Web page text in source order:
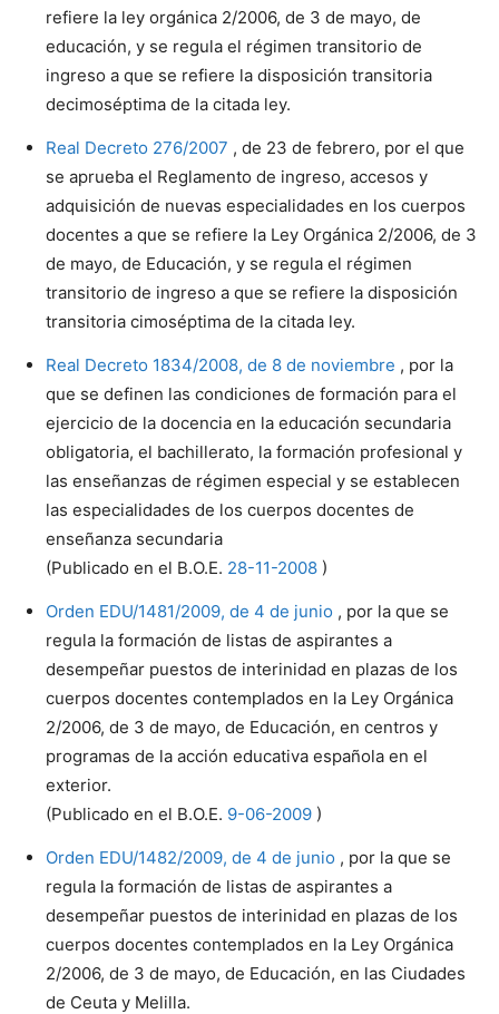
refiere la ley orgánica 2/2006, de 3 de mayo, de
educación, y se regula el régimen transitorio de
ingreso a que se refiere la disposición transitoria
decimoséptima de la citada ley.
Real Decreto 276/2007 , de 23 de febrero, por el que
se aprueba el Reglamento de ingreso, accesos y
adquisición de nuevas especialidades en los cuerpos
docentes a que se refiere la Ley Orgánica 2/2006, de 3
de mayo, de Educación, y se regula el régimen
transitorio de ingreso a que se refiere la disposición
transitoria cimoséptima de la citada ley.
Real Decreto 1834/2008, de 8 de noviembre , por la
que se definen las condiciones de formación para el
ejercicio de la docencia en la educación secundaria
obligatoria, el bachillerato, la formación profesional y
las enseñanzas de régimen especial y se establecen
las especialidades de los cuerpos docentes de
enseñanza secundaria
(Publicado en el B.O.E. 28-11-2008 )
Orden EDU/1481/2009, de 4 de junio , por la que se
regula la formación de listas de aspirantes a
desempeñar puestos de interinidad en plazas de los
cuerpos docentes contemplados en la Ley Orgánica
2/2006, de 3 de mayo, de Educación, en centros y
programas de la acción educativa española en el
exterior.
(Publicado en el B.O.E. 9-06-2009 )
Orden EDU/1482/2009, de 4 de junio , por la que se
regula la formación de listas de aspirantes a
desempeñar puestos de interinidad en plazas de los
cuerpos docentes contemplados en la Ley Orgánica
2/2006, de 3 de mayo, de Educación, en las Ciudades
de Ceuta y Melilla.